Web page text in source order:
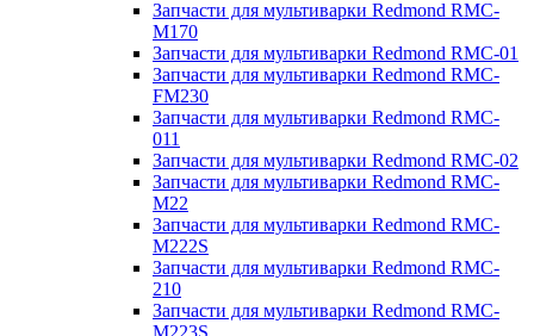
Запчасти для мультиварки Redmond RMC-
M170
Запчасти для мультиварки Redmond RMC-01
Запчасти для мультиварки Redmond RMC-
FM230
Запчасти для мультиварки Redmond RMC-
011
Запчасти для мультиварки Redmond RMC-02
Запчасти для мультиварки Redmond RMC-
M22
Запчасти для мультиварки Redmond RMC-
M222S
Запчасти для мультиварки Redmond RMC-
210
Запчасти для мультиварки Redmond RMC-
M223S